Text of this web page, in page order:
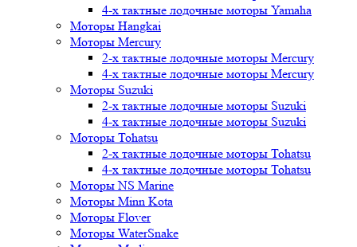
4-х тактные лодочные моторы Yamaha
Моторы Hangkai
Моторы Mercury
2-х тактные лодочные моторы Mercury
4-х тактные лодочные моторы Mercury
Моторы Suzuki
2-х тактные лодочные моторы Suzuki
4-х тактные лодочные моторы Suzuki
Моторы Tohatsu
2-х тактные лодочные моторы Tohatsu
4-х тактные лодочные моторы Tohatsu
Моторы NS Marine
Моторы Minn Kota
Моторы Flover
Моторы WaterSnake